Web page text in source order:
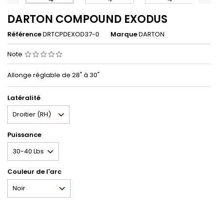
DARTON COMPOUND EXODUS
RéférenceDRTCPDEXOD37-0 MarqueDARTON
Note
Allonge réglable de 28" à 30"
Latéralité
Puissance
Couleur de l'arc